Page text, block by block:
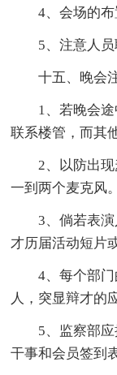
4、会场的
5、注意人
十五、晚会
1、若晚会
联系楼管，而其
2、以防出
一到两个麦克风。
3、倘若表
才历届活动短片
4、每个部
人，突显辩才的
5、监察部
干事和会员签到